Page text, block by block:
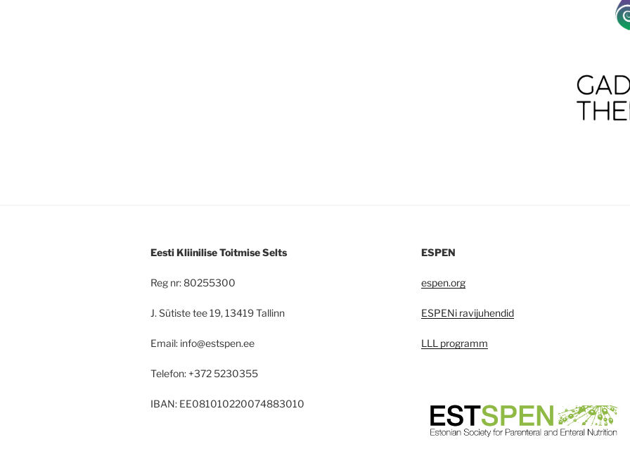
Eesti Kliinilise Toitmise Selts
Reg nr: 80255300
J. Sütiste tee 19, 13419 Tallinn
Email: info@estspen.ee
Telefon: +372 5230355
IBAN: EE081010220074883010
ESPEN
espen.org
ESPENi ravijuhendid
LLL programm